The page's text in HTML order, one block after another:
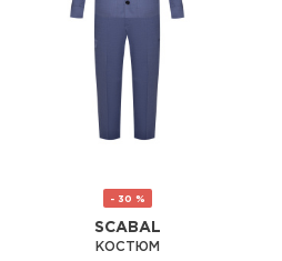
- 30 %
SCABAL
КОСТЮМ